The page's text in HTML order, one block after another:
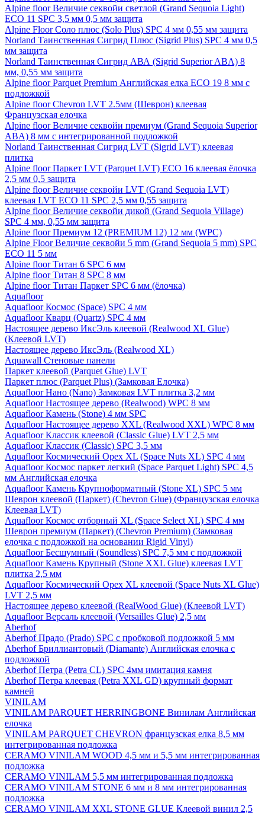
Alpine floor Величие секвойи светлой (Grand Sequoia Light)
ECO 11 SPC 3,5 мм 0,5 мм защита
Alpine Floor Соло плюс (Solo Plus) SPC 4 мм 0,55 мм защита
Norland Таинственная Сигрид Плюс (Sigrid Plus) SPC 4 мм 0,5
мм защита
Norland Таинственная Сигрид АВА (Sigrid Superior ABA) 8
мм, 0,55 мм защита
Alpine floor Parquet Premium Английская елка ECO 19 8 мм с
подложкой
Alpine floor Chevron LVT 2.5мм (Шеврон) клеевая
Французская елочка
Alpine floor Величие секвойи премиум (Grand Sequoia Superior
ABA) 8 мм с интегрированной подложкой
Norland Таинственная Сигрид LVT (Sigrid LVT) клеевая
плитка
Alpine floor Паркет LVT (Parquet LVT) ECO 16 клеевая ёлочка
2,5 мм 0,5 защита
Alpine floor Величие секвойи LVT (Grand Sequoia LVT)
клеевая LVT ECO 11 SPC 2,5 мм 0,55 защита
Alpine floor Величие секвойи дикой (Grand Sequoia Village)
SPC 4 мм, 0,55 мм защита
Alpine floor Премиум 12 (PREMIUM 12) 12 мм (WPC)
Alpine Floor Величие секвойи 5 mm (Grand Sequoia 5 mm) SPC
ECO 11 5 мм
Alpine floor Титан 6 SPC 6 мм
Alpine floor Титан 8 SPC 8 мм
Alpine floor Титан Паркет SPC 6 мм (ёлочка)
Aquafloor
Aquafloor Космос (Space) SPC 4 мм
Aquafloor Кварц (Quartz) SPC 4 мм
Настоящее дерево ИксЭль клеевой (Realwood XL Glue)
(Клеевой LVT)
Настоящее дерево ИксЭль (Realwood XL)
Aquawall Стеновые панели
Паркет клеевой (Parquet Glue) LVT
Паркет плюс (Parquet Plus) (Замковая Елочка)
Aquafloor Нано (Nano) Замковая LVT плитка 3,2 мм
Aquafloor Настоящее дерево (Realwood) WPC 8 мм
Aquafloor Камень (Stone) 4 мм SPC
Aquafloor Настоящее дерево XXL (Realwood XXL) WPC 8 мм
Aquafloor Классик клеевой (Classic Glue) LVT 2,5 мм
Aquafloor Классик (Classic) SPC 3,5 мм
Aquafloor Космический Орех XL (Space Nuts XL) SPC 4 мм
Aquafloor Космос паркет легкий (Space Parquet Light) SPC 4,5
мм Английская елочка
Aquafloor Камень Крупноформатный (Stone XL) SPC 5 мм
Шеврон клеевой (Паркет) (Chevron Glue) (Французская елочка
Клеевая LVT)
Aquafloor Космос отборный XL (Space Select XL) SPC 4 мм
Шеврон премиум (Паркет) (Chevron Premium) (Замковая
елочка с подложкой на основании Rigid Vinyl)
Aquafloor Бесшумный (Soundless) SPC 7,5 мм с подложкой
Aquafloor Камень Крупный (Stone XXL Glue) клеевая LVT
плитка 2,5 мм
Aquafloor Космический Орех XL клеевой (Space Nuts XL Glue)
LVT 2,5 мм
Настоящее дерево клеевой (RealWood Glue) (Клеевой LVT)
Aquafloor Версаль клеевой (Versailles Glue) 2,5 мм
Aberhof
Aberhof Прадо (Prado) SPC с пробковой подложкой 5 мм
Aberhof Бриллиантовый (Diamante) Английская елочка с
подложкой
Aberhof Петра (Petra CL) SPC 4мм имитация камня
Aberhof Петра клеевая (Petra XXL GD) крупный формат
камней
VINILAM
VINILAM PARQUET HERRINGBONE Винилам Английская
елочка
VINILAM PARQUET CHEVRON французская елка 8,5 мм
интегрированная подложка
CERAMO VINILAM WOOD 4,5 мм и 5,5 мм интегрированная
подложка
CERAMO VINILAM 5,5 мм интегрированная подложка
CERAMO VINILAM STONE 6 мм и 8 мм интегрированная
подложка
CERAMO VINILAM XXL STONE GLUE Клеевой винил 2,5